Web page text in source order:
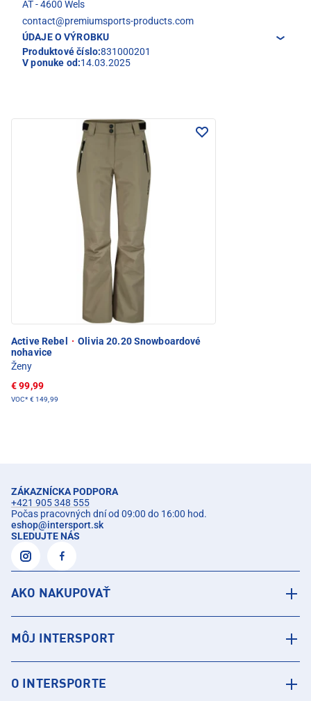
AT - 4600 Wels
contact@premiumsports-products.com
ÚDAJE O VÝROBKU
Produktové číslo:831000201
V ponuke od:14.03.2025
Active Rebel · Olivia 20.20 Snowboardové
nohavice
Ženy
€ 99,99
VOC* € 149,99
ZÁKAZNÍCKA PODPORA
+421 905 348 555
Počas pracovných dní od 09:00 do 16:00 hod.
eshop@intersport.sk
SLEDUJTE NÁS
AKO NAKUPOVAŤ
MÔJ INTERSPORT
O INTERSPORTE